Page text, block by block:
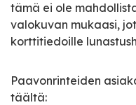
tämä ei ole
valokuvan mukaasi,
korttitiedoille
Paavonrinteiden
täältä: